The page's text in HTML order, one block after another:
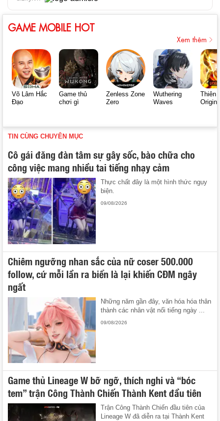
GAME MOBILE HOT
Xem thêm
Võ Lâm Hắc
Đạo
Game thủ
chơi gì
Zenless Zone
Zero
Wuthering
Waves
Thiên
Origin
TIN CÙNG CHUYÊN MỤC
Cô gái đăng đàn tâm sự gây sốc, bào chữa cho
công việc mang nhiều tai tiếng nhạy cảm
Thực chất đây là một hình thức ngụy
biện.
09/08/2026
Chiêm ngưỡng nhan sắc của nữ coser 500.000
follow, cứ mỗi lần ra biển là lại khiến CĐM ngây
ngất
Những năm gần đây, văn hóa hóa thân
thành các nhân vật nổi tiếng ngày ...
09/08/2026
Game thủ Lineage W bỡ ngỡ, thích nghi và “bóc
tem” trận Công Thành Chiến Thành Kent đầu tiên
Trận Công Thành Chiến đầu tiên của
Lineage W đã diễn ra tại Thành Kent